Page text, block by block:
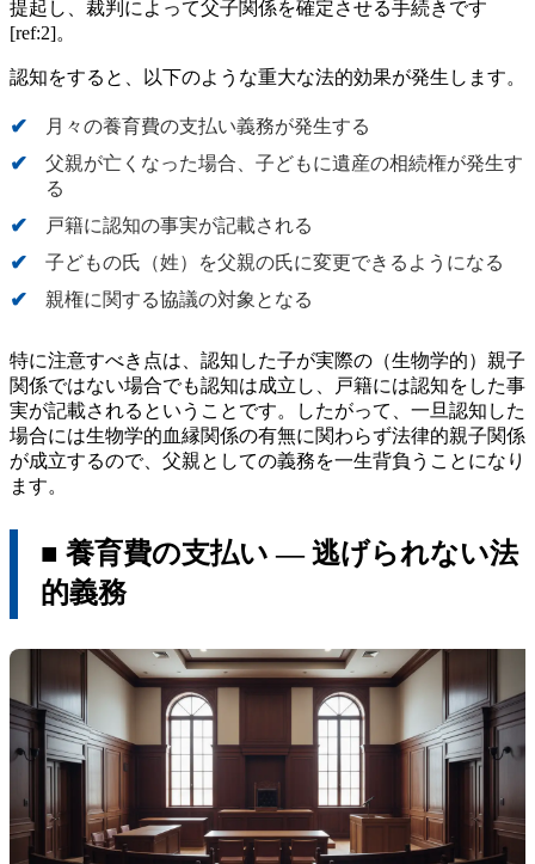
提起し、裁判によって父子関係を確定させる手続きです
[ref:2]。
認知をすると、以下のような重大な法的効果が発生します。
月々の養育費の支払い義務が発生する
父親が亡くなった場合、子どもに遺産の相続権が発生す
る
戸籍に認知の事実が記載される
子どもの氏（姓）を父親の氏に変更できるようになる
親権に関する協議の対象となる
特に注意すべき点は、認知した子が実際の（生物学的）親子
関係ではない場合でも認知は成立し、戸籍には認知をした事
実が記載されるということです。したがって、一旦認知した
場合には生物学的血縁関係の有無に関わらず法律的親子関係
が成立するので、父親としての義務を一生背負うことになり
ます。
■ 養育費の支払い ― 逃げられない法
的義務